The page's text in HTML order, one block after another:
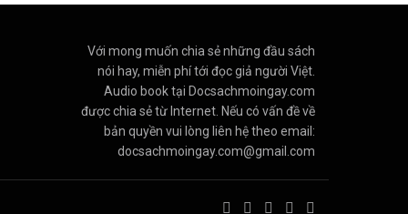
Với mong muốn chia sẻ những đầu sách
nói hay, miễn phí tới đọc giả người Việt.
Audio book tại Docsachmoingay.com
được chia sẻ từ Internet. Nếu có vấn đề về
bản quyền vui lòng liên hệ theo email:
docsachmoingay.com@gmail.com